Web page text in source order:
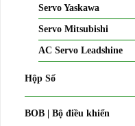
Servo Yaskawa
Servo Mitsubishi
AC Servo Leadshine
Hộp Số
BOB | Bộ điều khiển